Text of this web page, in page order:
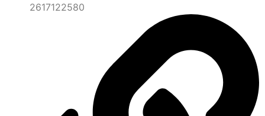
2617122580